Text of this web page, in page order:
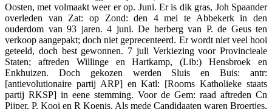
Oosten, met volmaakt weer er op. Juni. Er is dik gras, Joh Spaander
overleden van Zat: op Zond: den 4 mei te Abbekerk in den
ouderdom van 93 jaren. 4 juni. De herberg van P. de Geus ten
verkoop aangepakt; doch niet geprecenteerd. Er wordt niet veel hooi
geteeld, doch best gewonnen. 7 juli Verkiezing voor Provincieale
Staten; aftreden Willinge en Hartkamp, (Lib:) Hensbroek en
Enkhuizen. Doch gekozen werden Sluis en Buis: antr:
[antievolutionaire partij ARP] en Katl: [Rooms Katholieke staats
partij RKSP] in eene stemming. Voor de Gem: raad aftreden Cn
Pijper, P. Kooi en R Koenis. Als mede Candidaaten waren Broertjes,